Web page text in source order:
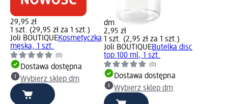
29,95 zł
1 szt. (29,95 zł za 1 szt.)
Joli BOUTIQUEKosmetyczka
męska, 1 szt.
(0)
Dostawa dostępna
Wybierz sklep dm
dm
2,95 zł
1 szt. (2,95 zł za 1 szt.)
Joli BOUTIQUEButelka disc
top 100 ml, 1 szt.
(0)
Dostawa dostępna
Wybierz sklep dm